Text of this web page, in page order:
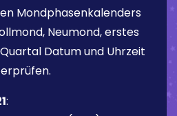
Mondphasenkalenders
Neumond, erstes
Datum und Uhrzeit
: